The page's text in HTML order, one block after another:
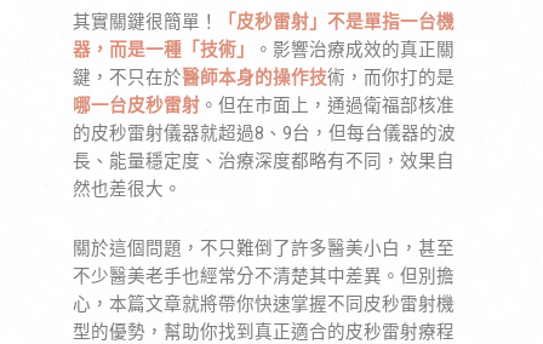
其實關鍵很簡單！
「皮秒雷射」不是單指一台機
器，而是一種「技術」
。影響治療成效的真正關
鍵，不只在於醫師本身的操作技術，而你打的是
哪一台皮秒雷射 。但在市面上，通過衛福部核准
的皮秒雷射儀器就超過8、9台，但每台儀器的波
長、能量穩定度、治療深度都略有不同，效果自
然也差很大。
關於這個問題，不只難倒了許多醫美小白，甚至
不少醫美老手也經常分不清楚其中差異。但別擔
心，本篇文章就將帶你快速掌握不同皮秒雷射機
型的優勢，幫助你找到真正適合的皮秒雷射療程